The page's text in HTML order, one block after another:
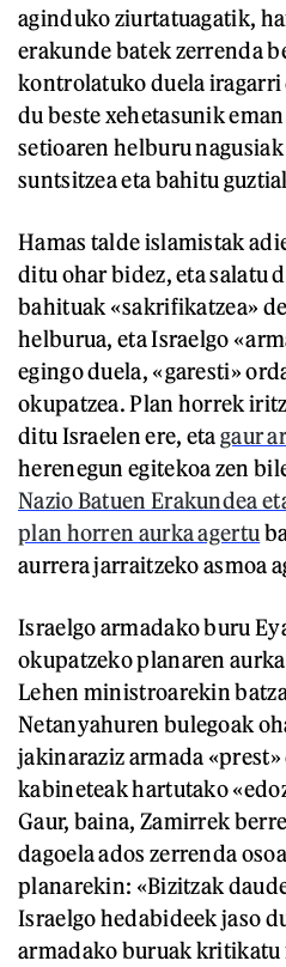
aginduko ziurtatuagatik,
erakunde batek zerrenda
kontrolatuko duela
du beste xehetasunik
setioaren helburu
suntsitzea eta bahitu
Hamas talde islamistak
ditu ohar bidez, eta salatu
bahituak «sakrifikatzea»
helburua, eta Israelgo
egingo duela, «garesti»
okupatzea. Plan horrek
ditu Israelen ere, etagaur
herenegun egitekoa zen
Nazio Batuen Erakundea
plan horren aurka agertu
aurrera jarraitzeko asmoa
Israelgo armadako buru
okupatzeko planaren
Lehen ministroarekin
Netanyahuren bulegoak
jakinaraziz armada «prest»
kabineteak hartutako
Gaur, baina, Zamirrek
dagoela ados zerrenda
planarekin: «Bizitzak
Israelgo hedabideek jaso
armadako buruak kritikatu